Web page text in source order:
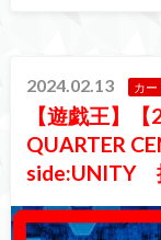
2024.02.13 カー
【遊戯王】
QUARTER
side:UNITY